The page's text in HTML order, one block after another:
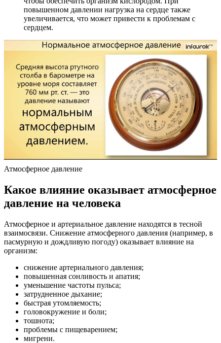
повышенном давлении нагрузка на сердце также
увеличивается, что может привести к проблемам с
сердцем.
Атмосферное давление
Какое влияние оказывает атмосферное
давление на человека
Атмосферное и артериальное давление находятся в тесной
взаимосвязи. Снижение атмосферного давления (например, в
пасмурную и дождливую погоду) оказывает влияние на
организм:
снижение артериального давления;
повышенная сонливость и апатия;
уменьшение частоты пульса;
затрудненное дыхание;
быстрая утомляемость;
головокружение и боли;
тошнота;
проблемы с пищеварением;
мигрени.